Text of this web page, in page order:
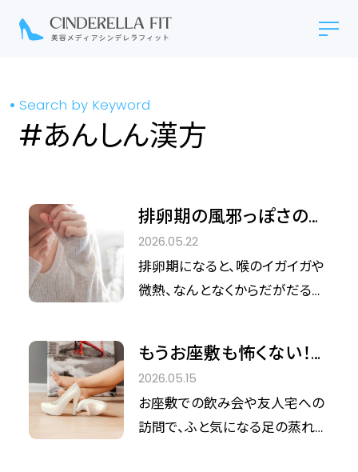
Search by Keyword
#あんしん漢方
排卵期の風邪っぽさの正
体は？喉のイガイガや微
熱の原因と、今日からで
きるセルフケア
2026.05.22
排卵期になると、喉のイガイガや
微熱、なんとなくからだがだるい
症状、じつは女性ホルモンの変化
が関係している可能性がありま
す。 本記事では、排卵期に風邪っ
ぽくなる理由をお伝えするととも
もうお座敷も怖くない！足
の蒸れとニオイを根本か
ら解消して、靴を脱ぐ自信
を取り戻す方法
2026.05.15
お座敷での飲み会や友人宅への
訪問で、ふと気になる足の蒸れと